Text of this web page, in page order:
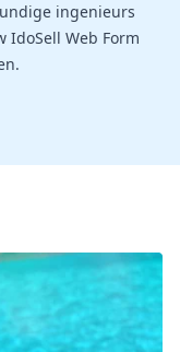
ingenieurs
IdoSell Web Form